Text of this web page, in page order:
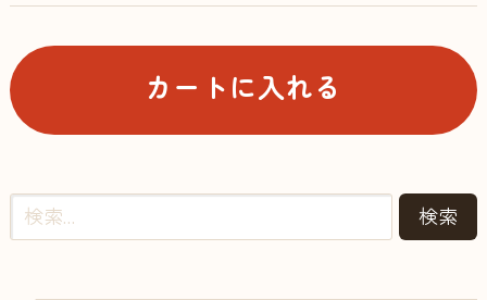
カートに入れる